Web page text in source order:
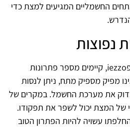
החשמליים המגיעים למצת כדי
נפוצות
במקרים של תקלות במצת פiezzo, קיימים מספר פתרונות
מפיק מספיק מתח, ניתן לנסות
את מערכת החשמל. במקרים של
של המצת יכול לשפר את תפקודו.
עשויה להיות הפתרון הטוב